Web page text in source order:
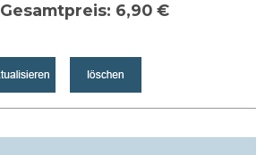
Gesamtpreis: 6,90 €